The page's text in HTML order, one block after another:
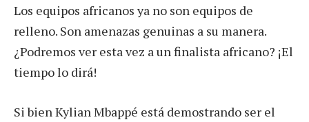
Los equipos africanos ya no son equipos de
relleno. Son amenazas genuinas a su manera.
¿Podremos ver esta vez a un finalista africano? ¡El
tiempo lo dirá!
Si bien Kylian Mbappé está demostrando ser el